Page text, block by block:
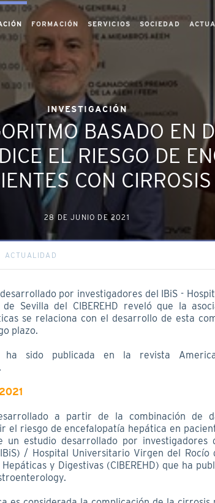
FORMACIÓN SERVICIOS SOCIEDAD
INVESTIGACIÓN
BASADO EN
EL RIESGO DE
CON CIRROSIS
28 DE JUNIO DE 2021
ACTUALIDAD
por investigadores del IBiS -
Sevilla del CIBEREHD reveló que la
se relaciona con el desarrollo de esta
plazo.
ha sido publicada en la revista
a partir de la combinación de
el riesgo de encefalopatía hepática en
un estudio desarrollado por investigadores
/ Hospital Universitario Virgen del Rocío
y Digestivas (CIBEREHD) que ha